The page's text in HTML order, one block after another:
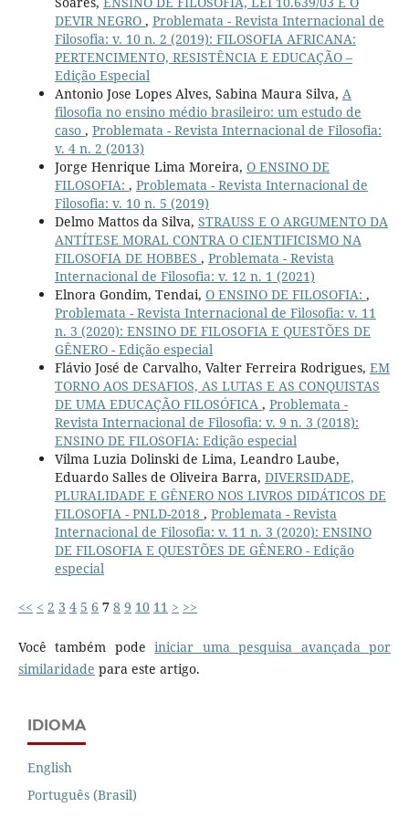
DEVIR NEGRO , Problemata - Revista Internacional de
Filosofia: v. 10 n. 2 (2019): FILOSOFIA AFRICANA:
PERTENCIMENTO, RESISTÊNCIA E EDUCAÇÃO –
Edição Especial
Antonio Jose Lopes Alves, Sabina Maura Silva, A
filosofia no ensino médio brasileiro: um estudo de
caso , Problemata - Revista Internacional de Filosofia:
v. 4 n. 2 (2013)
Jorge Henrique Lima Moreira, O ENSINO DE
FILOSOFIA: , Problemata - Revista Internacional de
Filosofia: v. 10 n. 5 (2019)
Delmo Mattos da Silva, STRAUSS E O ARGUMENTO DA
ANTÍTESE MORAL CONTRA O CIENTIFICISMO NA
FILOSOFIA DE HOBBES , Problemata - Revista
Internacional de Filosofia: v. 12 n. 1 (2021)
Elnora Gondim, Tendai, O ENSINO DE FILOSOFIA: ,
Problemata - Revista Internacional de Filosofia: v. 11
n. 3 (2020): ENSINO DE FILOSOFIA E QUESTÕES DE
GÊNERO - Edição especial
Flávio José de Carvalho, Valter Ferreira Rodrigues, EM
TORNO AOS DESAFIOS, AS LUTAS E AS CONQUISTAS
DE UMA EDUCAÇÃO FILOSÓFICA , Problemata -
Revista Internacional de Filosofia: v. 9 n. 3 (2018):
ENSINO DE FILOSOFIA: Edição especial
Vilma Luzia Dolinski de Lima, Leandro Laube,
Eduardo Salles de Oliveira Barra, DIVERSIDADE,
PLURALIDADE E GÊNERO NOS LIVROS DIDÁTICOS DE
FILOSOFIA - PNLD-2018 , Problemata - Revista
Internacional de Filosofia: v. 11 n. 3 (2020): ENSINO
DE FILOSOFIA E QUESTÕES DE GÊNERO - Edição
especial
<< < 2 3 4 5 6 7 8 9 10 11 > >>
Você também podeiniciar uma pesquisa avançada por
similaridade para este artigo.
IDIOMA
English
Português (Brasil)